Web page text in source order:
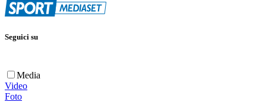
Seguici su
Media
Video
Foto